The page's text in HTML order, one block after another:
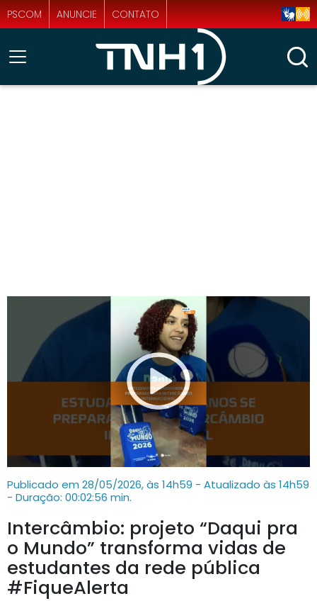
PSCOM ANUNCIE CONTATO
Publicado em 28/05/2026, às 14h59 - Atualizado às 14h59
- Duração: 00:02:56 min.
Intercâmbio: projeto “Daqui pra
o Mundo” transforma vidas de
estudantes da rede pública
#FiqueAlerta